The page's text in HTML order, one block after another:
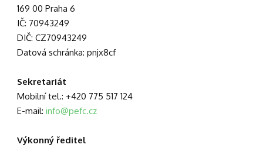
169 00 Praha 6
IČ: 70943249
DIČ: CZ70943249
Datová schránka: pnjx8cf
Sekretariát
Mobilní tel.: +420 775 517 124
E-mail: info@pefc.cz
Výkonný ředitel